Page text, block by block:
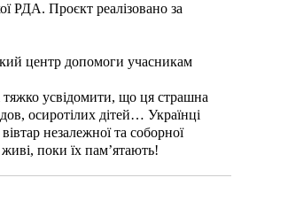
РДА. Проєкт реалізовано за
центр допомоги учасникам
тяжко усвідомити, що ця страшна
осиротілих дітей… Українці
незалежної та соборної
поки їх пам’ятають!